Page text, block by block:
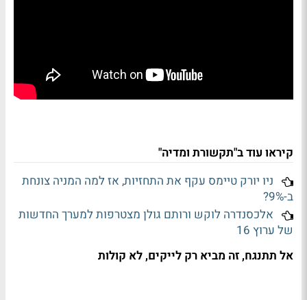
קיראו עוד ב"תקשורת ומדיה"
ניו יורק טיימס עקף את התחזיות, אז למה המניה צונחת
ב-9%?
אלכסנדרה לוקש ורותם גולן מצטרפות למערך החדשות
של ערוץ 16
אל תתנגח, זה מביא רק לייקים, לא קולות